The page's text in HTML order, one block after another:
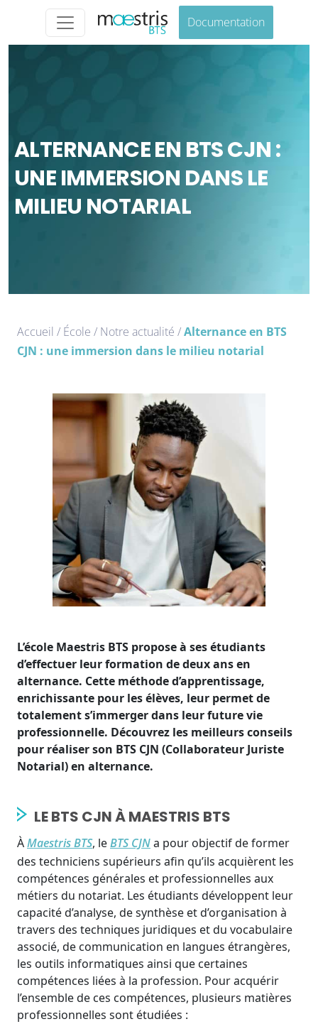
Documentation
ALTERNANCE EN BTS CJN :
UNE IMMERSION DANS LE
MILIEU NOTARIAL
Accueil / École / Notre actualité /Alternance en BTS
CJN : une immersion dans le milieu notarial
L’école Maestris BTS propose à ses étudiants
d’effectuer leur formation de deux ans en
alternance. Cette méthode d’apprentissage,
enrichissante pour les élèves, leur permet de
totalements’immerger dans leur future vie
professionnelle. Découvrez les meilleurs conseils
pour réaliser son BTS CJN (Collaborateur Juriste
Notarial) en alternance.
LE BTS CJN À MAESTRIS BTS
ÀMaestris BTS, leBTS CJNa pour objectif de former
des techniciens supérieurs afin qu’ils acquièrent les
compétences générales et professionnelles aux
métiers du notariat. Les étudiants développent leur
capacité d’analyse, de synthèse et d’organisation à
travers des techniques juridiques et du vocabulaire
associé, de communication en langues étrangères,
les outils informatiques ainsi que certaines
compétences liées à la profession. Pour acquérir
l’ensemble de ces compétences, plusieurs matières
professionnelles sont étudiées :